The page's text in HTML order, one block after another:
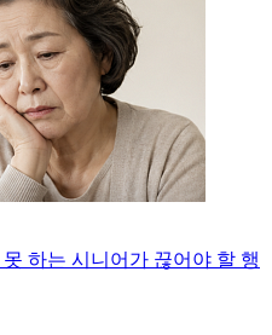
하는 시니어가 끊어야 할 행